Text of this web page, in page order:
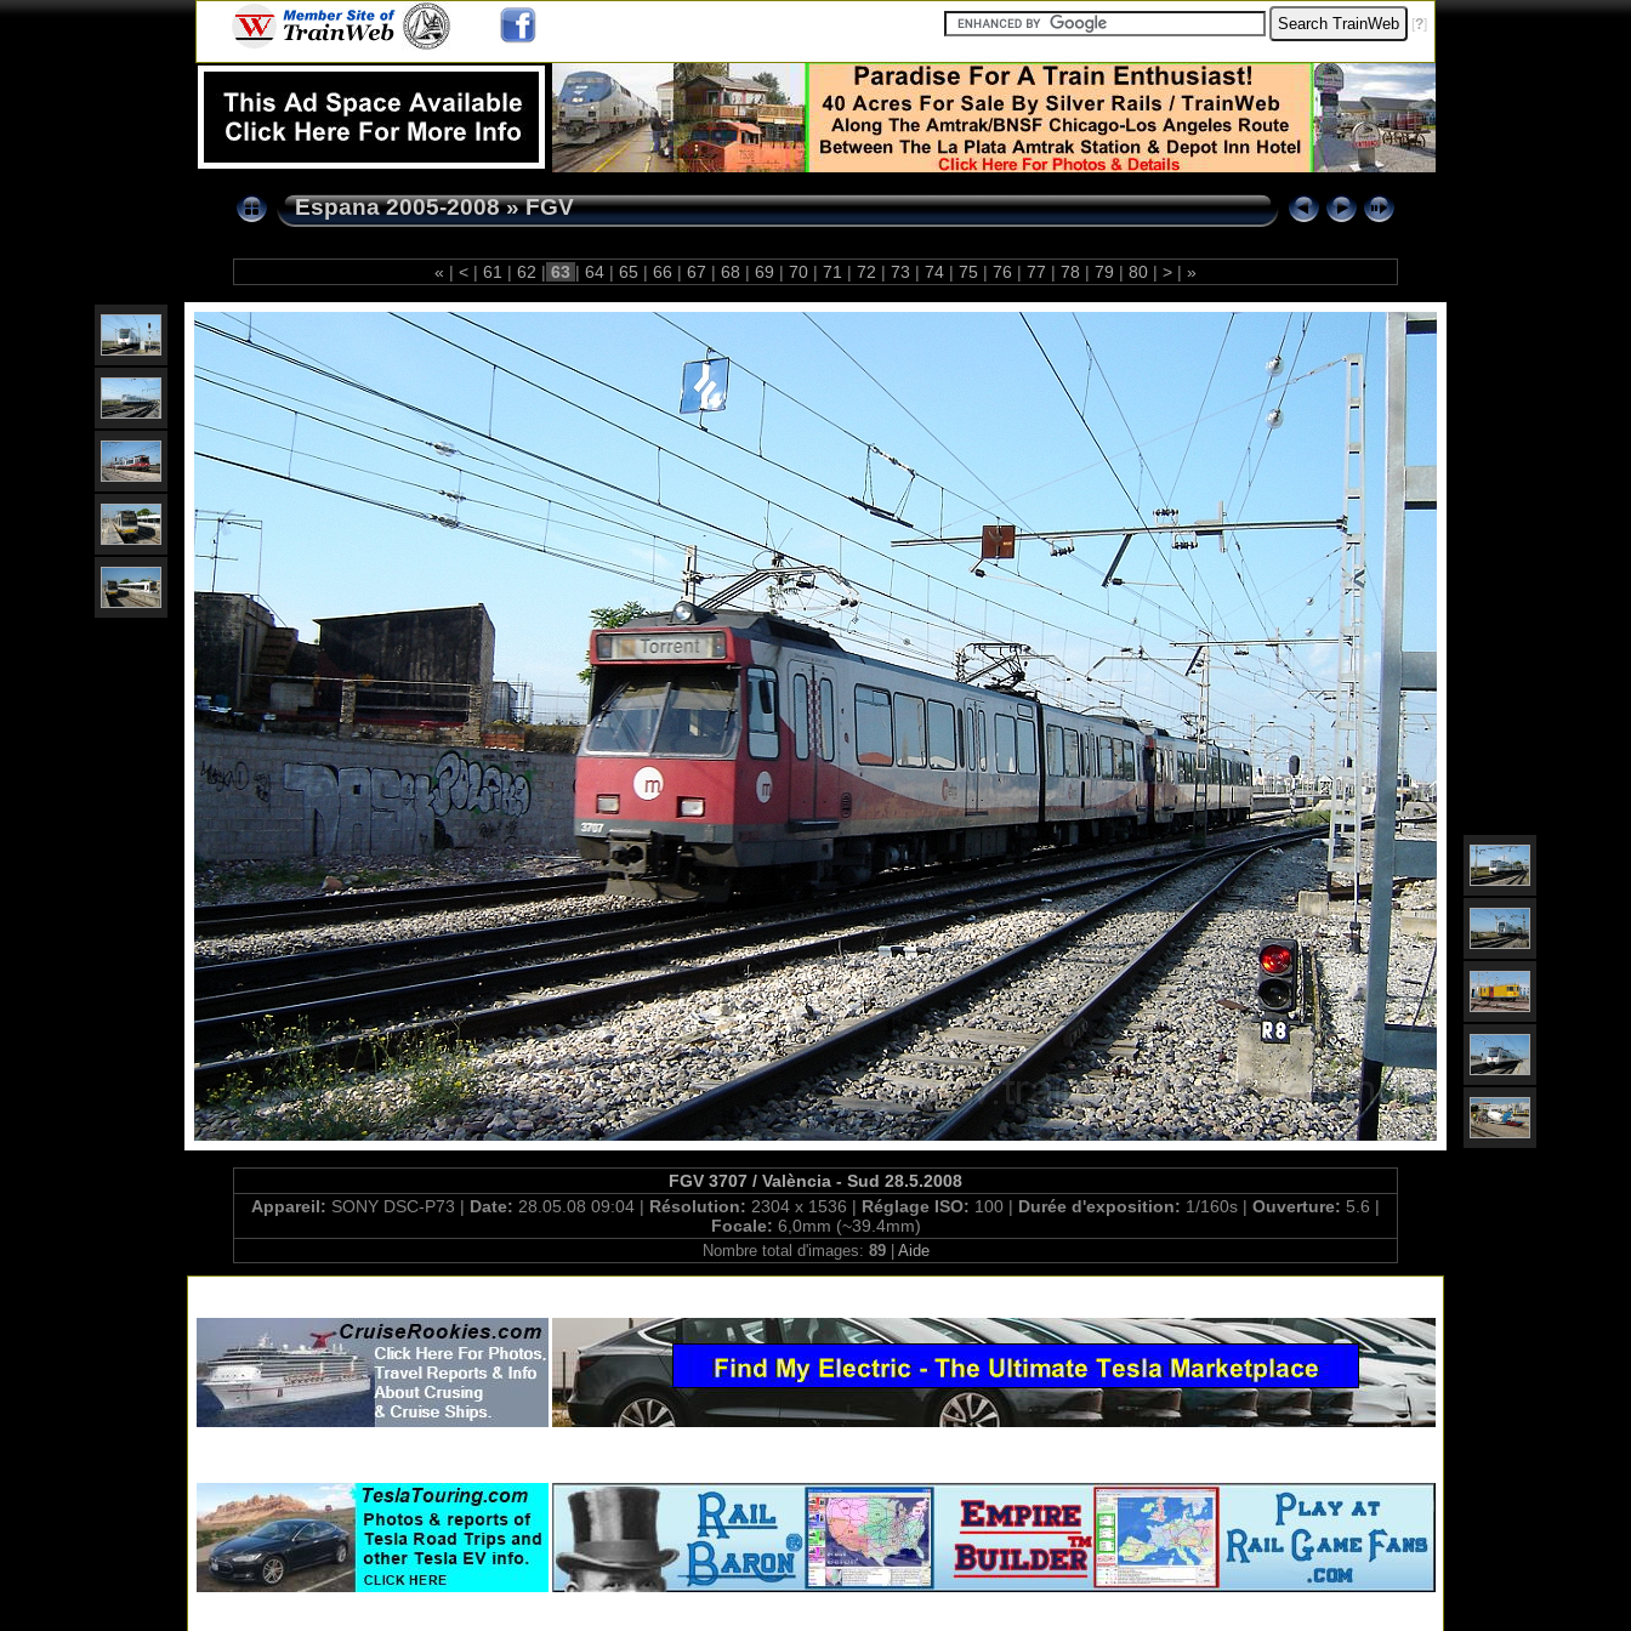
[?]
Espana 2005-2008»FGV
« | < | 61 | 62 | 63 | 64 | 65 | 66 | 67 | 68 | 69 | 70 | 71 | 72 | 73 | 74 | 75 | 76 | 77 | 78 | 79 | 80 | > | »
FGV 3707 / València - Sud 28.5.2008
Appareil: SONY DSC-P73 | Date: 28.05.08 09:04 | Résolution: 2304 x 1536 | Réglage ISO: 100 | Durée d'exposition: 1/160s | Ouverture: 5.6 |
Focale: 6,0mm (~39.4mm)
Nombre total d'images: 89| Aide